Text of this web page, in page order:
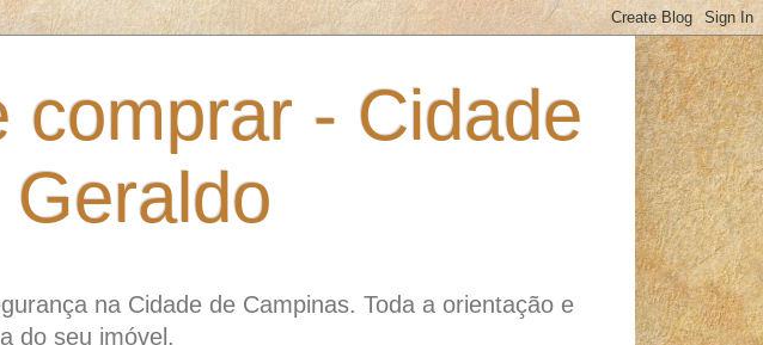
comprar - Cidade
na Cidade de Campinas. Toda a orientação e
do seu imóvel.